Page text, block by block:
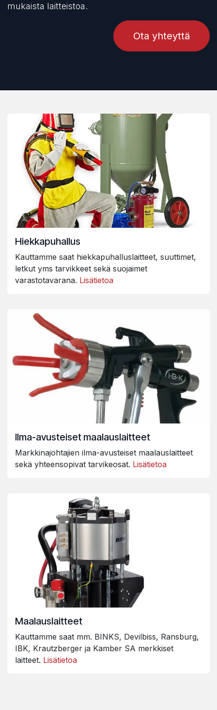
mukaista laitteistoa.
Ota yhteyttä
Hiekkapuhallus
Kauttamme saat hiekkapuhalluslaitteet, suuttimet,
letkut yms tarvikkeet sekä suojaimet
varastotavarana. Lisätietoa
Ilma-avusteiset maalauslaitteet
Markkinajohtajien ilma-avusteiset maalauslaitteet
sekä yhteensopivat tarvikeosat. Lisätietoa
Maalauslaitteet
Kauttamme saat mm. BINKS, Devilbiss, Ransburg,
IBK, Krautzberger ja Kamber SA merkkiset
laitteet. Lisätietoa